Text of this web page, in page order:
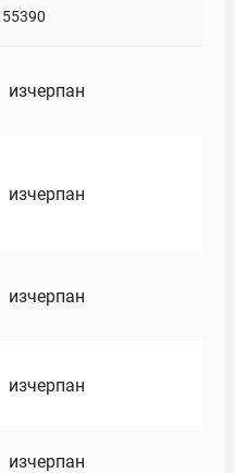
55390
изчерпан
изчерпан
изчерпан
изчерпан
изчерпан